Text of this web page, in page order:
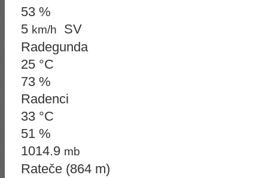
53 %
5 km/h
SV
Radegunda
25 °C
73 %
Radenci
33 °C
51 %
1014.9 mb
Rateče (864 m)